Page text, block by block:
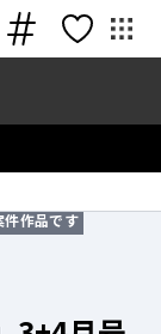
作品です